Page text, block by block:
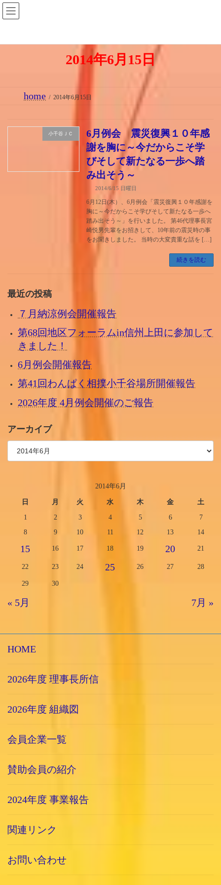
コ
ン
ン
プ
ナ
ビ
ー
動
2014年6月15日
home 2014年6月15日
小千谷ＪＣ
6月例会 震災復興１０年感
謝を胸に～今だからこそ学
びそして新たなる一歩へ踏
み出そう～
2014/6/15 日曜日
6月12日(木）、6月例会「震災復興１０年感謝を
胸に～今だからこそ学びそして新たなる一歩へ
踏み出そう～」を行いました。 第46代理事長宮
崎悦男先輩をお招きして、10年前の震災時の事
をお聞きしました。 当時の大変貴重な話を […]
続きを読む
最近の投稿
７月納涼例会開催報告
第68回地区フォーラムin信州上田に参加して
きました！
6月例会開催報告
第41回わんぱく相撲小千谷場所開催報告
2026年度 4月例会開催のご報告
アーカイブ
2014年6月
日 月 火 水 木 金 土
1 2 3 4 5 6
7
8
9 10 11 12 13 14
15 16 17 18 19 20 21
22 23 24 25 26 27 28
29 30
« 5月 7月 »
HOME
2026年度 理事長所信
2026年度 組織図
会員企業一覧
賛助会員の紹介
2024年度 事業報告
関連リンク
お問い合わせ